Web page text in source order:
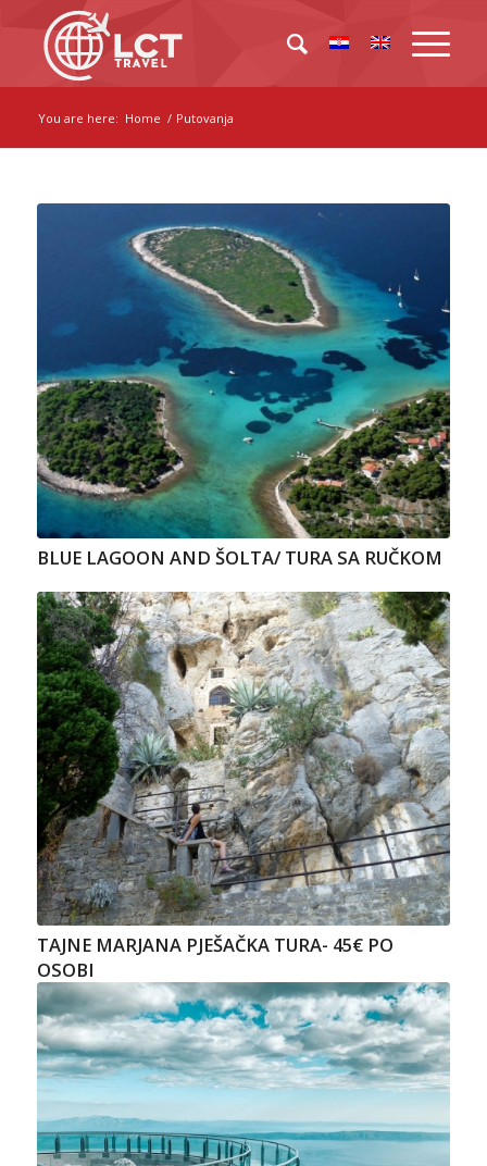
You are here: Home / Putovanja
BLUE LAGOON AND ŠOLTA/ TURA SA RUČKOM
TAJNE MARJANA PJEŠAČKA TURA- 45€ PO
OSOBI